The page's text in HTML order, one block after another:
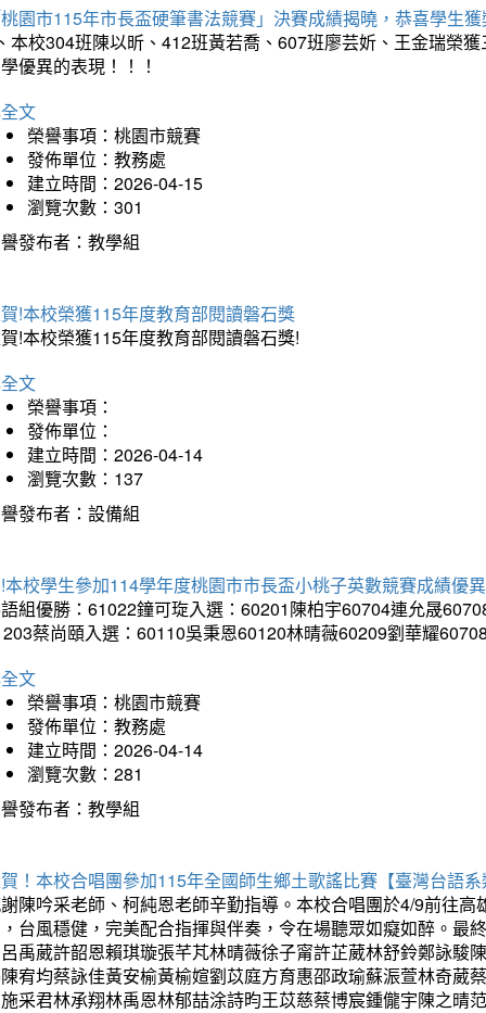
園市115年市長盃硬筆書法競賽」決賽成績揭曉，恭喜學生
本校304班陳以昕、412班黃若喬、607班廖芸妡、王金瑞榮
優異的表現！！！
文
榮譽事項：桃園市競賽
發佈單位：教務處
建立時間：2026-04-15
瀏覽次數：301
發布者：教學組
!本校榮獲115年度教育部閱讀磐石獎
!本校榮獲115年度教育部閱讀磐石獎!
文
榮譽事項：
發佈單位：
建立時間：2026-04-14
瀏覽次數：137
發布者：設備組
本校學生參加114學年度桃園市市長盃小桃子英數競賽成績優
組優勝：61022鐘可琁入選：60201陳柏宇60704連允晟
蔡尚頤入選：60110吳秉恩60120林晴薇60209劉華耀
文
榮譽事項：桃園市競賽
發佈單位：教務處
建立時間：2026-04-14
瀏覽次數：281
發布者：教學組
！本校合唱團參加115年全國師生鄉土歌謠比賽【臺灣台語
陳吟采老師、柯純恩老師辛勤指導。本校合唱團於4/9前往
台風穩健，完美配合指揮與伴奏，令在場聽眾如癡如醉。最
禹葳許韶恩賴琪璇張芊芃林晴薇徐子甯許芷葳林舒鈴鄭詠駿
宥均蔡詠佳黃安榆黃榆媗劉苡庭方育惠邵政瑜蘇浱萱林奇葳
采君林承翔林禹恩林郁喆涂詩昀王苡慈蔡博宸鍾儱宇陳之晴